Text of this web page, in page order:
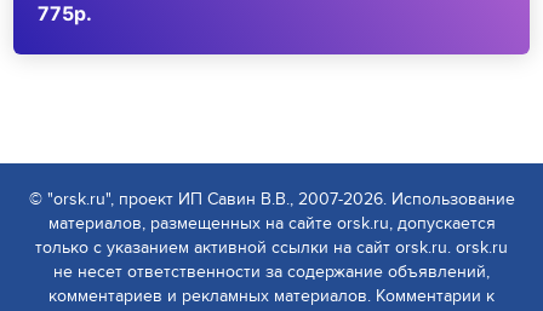
775р.
© "orsk.ru", проект ИП Савин В.В., 2007-2026. Использование
материалов, размещенных на сайте orsk.ru, допускается
только с указанием активной ссылки на сайт orsk.ru. orsk.ru
не несет ответственности за содержание объявлений,
комментариев и рекламных материалов. Комментарии к